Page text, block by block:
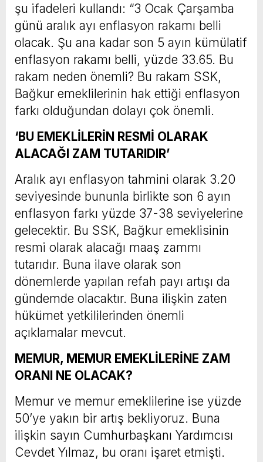
şu ifadeleri kullandı: “3 Ocak Çarşamba
günü aralık ayı enflasyon rakamı belli
olacak. Şu ana kadar son 5 ayın kümülatif
enflasyon rakamı belli, yüzde 33.65. Bu
rakam neden önemli? Bu rakam SSK,
Bağkur emeklilerinin hak ettiği enflasyon
farkı olduğundan dolayı çok önemli.
‘BU EMEKLİLERİN RESMİ OLARAK
ALACAĞI ZAM TUTARIDIR’
Aralık ayı enflasyon tahmini olarak 3.20
seviyesinde bununla birlikte son 6 ayın
enflasyon farkı yüzde 37-38 seviyelerine
gelecektir. Bu SSK, Bağkur emeklisinin
resmi olarak alacağı maaş zammı
tutarıdır. Buna ilave olarak son
dönemlerde yapılan refah payı artışı da
gündemde olacaktır. Buna ilişkin zaten
hükümet yetkililerinden önemli
açıklamalar mevcut.
MEMUR, MEMUR EMEKLİLERİNE ZAM
ORANI NE OLACAK?
Memur ve memur emeklilerine ise yüzde
50’ye yakın bir artış bekliyoruz. Buna
ilişkin sayın Cumhurbaşkanı Yardımcısı
Cevdet Yılmaz, bu oranı işaret etmişti.